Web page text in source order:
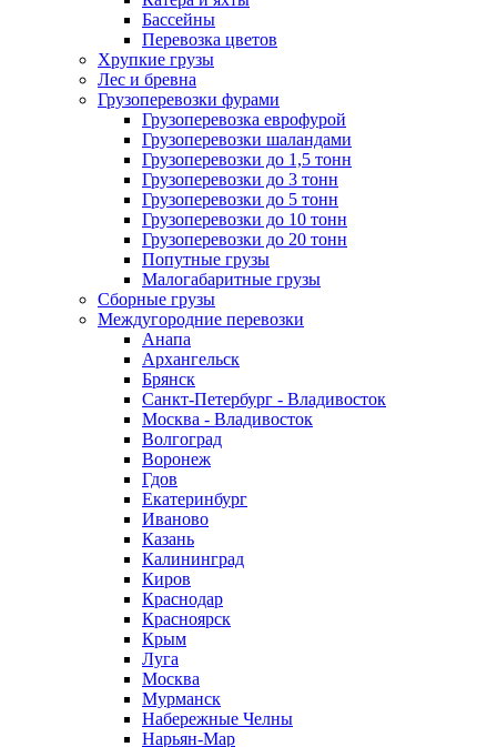
Бассейны
Перевозка цветов
Хрупкие грузы
Лес и бревна
Грузоперевозки фурами
Грузоперевозка еврофурой
Грузоперевозки шаландами
Грузоперевозки до 1,5 тонн
Грузоперевозки до 3 тонн
Грузоперевозки до 5 тонн
Грузоперевозки до 10 тонн
Грузоперевозки до 20 тонн
Попутные грузы
Малогабаритные грузы
Сборные грузы
Междугородние перевозки
Анапа
Архангельск
Брянск
Санкт-Петербург - Владивосток
Москва - Владивосток
Волгоград
Воронеж
Гдов
Екатеринбург
Иваново
Казань
Калининград
Киров
Краснодар
Красноярск
Крым
Луга
Москва
Мурманск
Набережные Челны
Нарьян-Мар